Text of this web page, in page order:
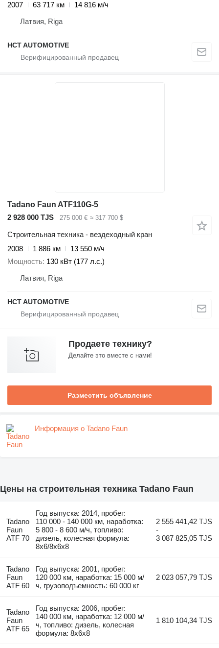
2007
63 717 км
14 816 м/ч
Латвия, Riga
HCT AUTOMOTIVE
Tadano Faun ATF110G-5
2 928 000 TJS
275 000 € ≈ 317 700 $
Строительная техника - вездеходный кран
2008
1 886 км
13 550 м/ч
Мощность 130 кВт (177 л.с.)
Латвия, Riga
HCT AUTOMOTIVE
Продаете технику?
Делайте это вместе с нами!
Разместить объявление
Информация о Tadano Faun
Цены на строительная техника Tadano Faun
Tadano
Faun
ATF 70
Год выпуска: 2014, пробег:
110 000 - 140 000 км, наработка:
5 800 - 8 600 м/ч, топливо:
дизель, колесная формула:
8x6/8x6x8
2 555 441,42 TJS
-
3 087 825,05 TJS
Tadano
Faun
ATF 60
Год выпуска: 2001, пробег:
120 000 км, наработка: 15 000 м/
ч, грузоподъемность: 60 000 кг
2 023 057,79 TJS
Tadano
Faun
ATF 65
Год выпуска: 2006, пробег:
140 000 км, наработка: 12 000 м/
ч, топливо: дизель, колесная
формула: 8x6x8
1 810 104,34 TJS